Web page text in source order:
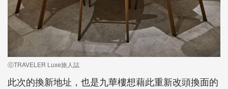
ⓒTRAVELER Luxe旅人誌
此次的換新地址，也是九華樓想藉此重新改頭換面的